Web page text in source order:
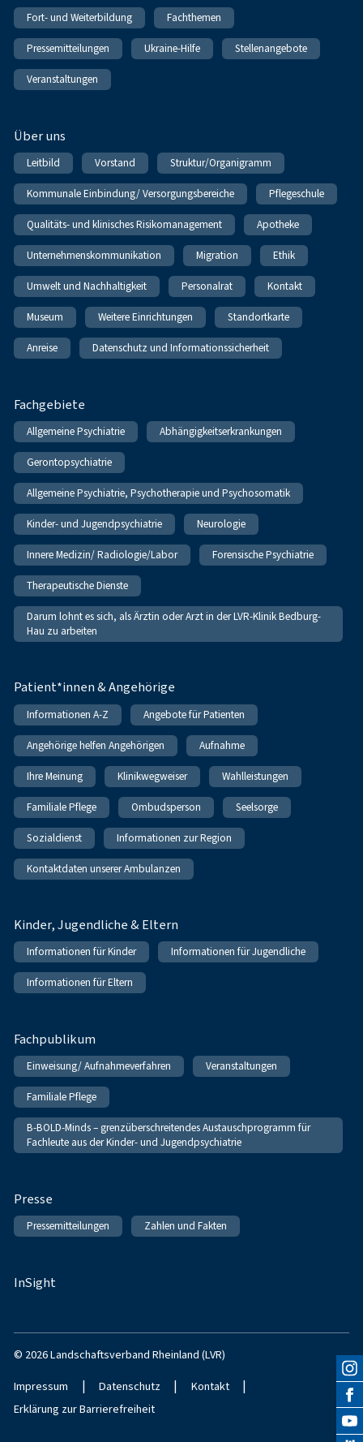
Fort- und Weiterbildung Fachthemen
Pressemitteilungen Ukraine-Hilfe Stellenangebote
Veranstaltungen
Über uns
Leitbild Vorstand Struktur/Organigramm
Kommunale Einbindung/ Versorgungsbereiche Pflegeschule
Qualitäts- und klinisches Risikomanagement Apotheke
Unternehmenskommunikation Migration Ethik
Umwelt und Nachhaltigkeit Personalrat Kontakt
Museum Weitere Einrichtungen Standortkarte
Anreise Datenschutz und Informationssicherheit
Fachgebiete
Allgemeine Psychiatrie Abhängigkeitserkrankungen
Gerontopsychiatrie
Allgemeine Psychiatrie, Psychotherapie und Psychosomatik
Kinder- und Jugendpsychiatrie Neurologie
Innere Medizin/ Radiologie/Labor Forensische Psychiatrie
Therapeutische Dienste
Darum lohnt es sich, als Ärztin oder Arzt in der LVR-Klinik Bedburg-
Hau zu arbeiten
Patient*innen & Angehörige
Informationen A-Z Angebote für Patienten
Angehörige helfen Angehörigen Aufnahme
Ihre Meinung Klinikwegweiser Wahlleistungen
Familiale Pflege Ombudsperson Seelsorge
Sozialdienst Informationen zur Region
Kontaktdaten unserer Ambulanzen
Kinder, Jugendliche & Eltern
Informationen für Kinder Informationen für Jugendliche
Informationen für Eltern
Fachpublikum
Einweisung/ Aufnahmeverfahren Veranstaltungen
Familiale Pflege
B-BOLD-Minds – grenzüberschreitendes Austauschprogramm für
Fachleute aus der Kinder- und Jugendpsychiatrie
Presse
Pressemitteilungen Zahlen und Fakten
InSight
© 2026 Landschaftsverband Rheinland (LVR)
Impressum | Datenschutz | Kontakt |
Erklärung zur Barrierefreiheit